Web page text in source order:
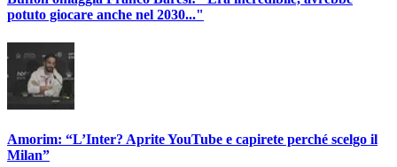
potuto giocare anche nel 2030..."
Amorim: “L’Inter? Aprite YouTube e capirete perché scelgo il
Milan”